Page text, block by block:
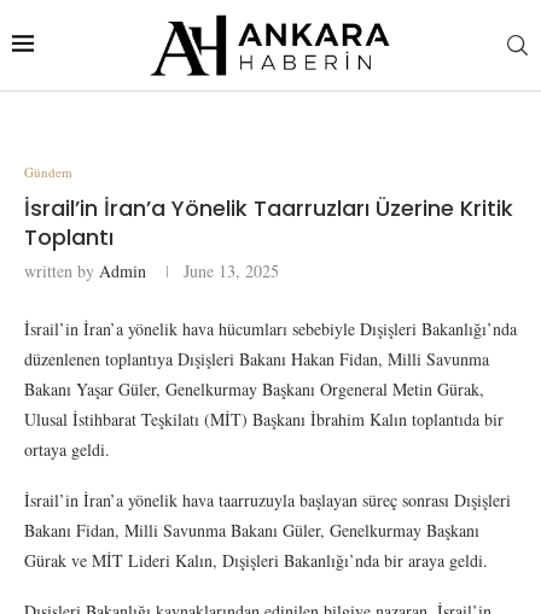
Gündem
İsrail’in İran’a Yönelik Taarruzları Üzerine Kritik
Toplantı
written by Admin June 13, 2025
İsrail’in İran’a yönelik hava hücumları sebebiyle Dışişleri Bakanlığı’nda
düzenlenen toplantıya Dışişleri Bakanı Hakan Fidan, Milli Savunma
Bakanı Yaşar Güler, Genelkurmay Başkanı Orgeneral Metin Gürak,
Ulusal İstihbarat Teşkilatı (MİT) Başkanı İbrahim Kalın toplantıda bir
ortaya geldi.
İsrail’in İran’a yönelik hava taarruzuyla başlayan süreç sonrası Dışişleri
Bakanı Fidan, Milli Savunma Bakanı Güler, Genelkurmay Başkanı
Gürak ve MİT Lideri Kalın, Dışişleri Bakanlığı’nda bir araya geldi.